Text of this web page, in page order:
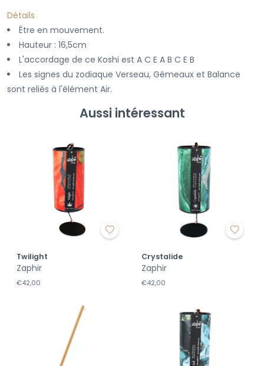
Détails
Être en mouvement.
Hauteur : 16,5cm
L'accordage de ce Koshi est A C E A B C E B
Les signes du zodiaque Verseau, Gémeaux et Balance
sont reliés à l'élément Air.
Aussi intéressant
Twilight
Zaphir
€42,00
Crystalide
Zaphir
€42,00